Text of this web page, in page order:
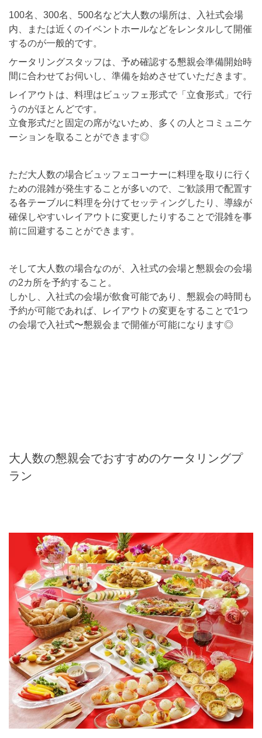
100名、300名、500名など大人数の場所は、入社式会場
内、または近くのイベントホールなどをレンタルして開催
するのが一般的です。
ケータリングスタッフは、予め確認する懇親会準備開始時
間に合わせてお伺いし、準備を始めさせていただきます。
レイアウトは、料理はビュッフェ形式で「立食形式」で行
うのがほとんどです。
立食形式だと固定の席がないため、多くの人とコミュニケ
ーションを取ることができます◎
ただ大人数の場合ビュッフェコーナーに料理を取りに行く
ための混雑が発生することが多いので、ご歓談用で配置す
る各テーブルに料理を分けてセッティングしたり、導線が
確保しやすいレイアウトに変更したりすることで混雑を事
前に回避することができます。
そして大人数の場合なのが、入社式の会場と懇親会の会場
の2カ所を予約すること。
しかし、入社式の会場が飲食可能であり、懇親会の時間も
予約が可能であれば、レイアウトの変更をすることで1つ
の会場で入社式〜懇親会まで開催が可能になります◎
大人数の懇親会でおすすめのケータリングプ
ラン